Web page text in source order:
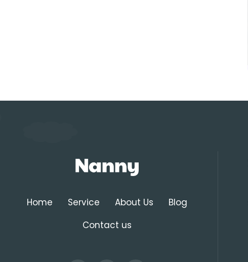
Home Service About Us
Blog
Contact us